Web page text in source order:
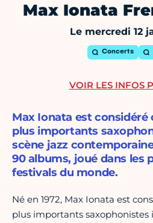
Max Ionata
Le mercredi 12
Concerts
Max Ionata est considéré
plus importants
scène jazz
90 albums, joué dans les
festivals du monde.
Né en 1972, Max Ionata est
plus importants saxophonistes
VOIR LES INFOS